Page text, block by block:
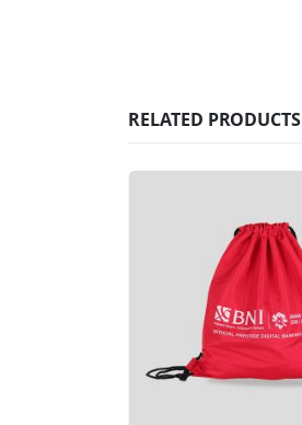
RELATED PRODUCTS